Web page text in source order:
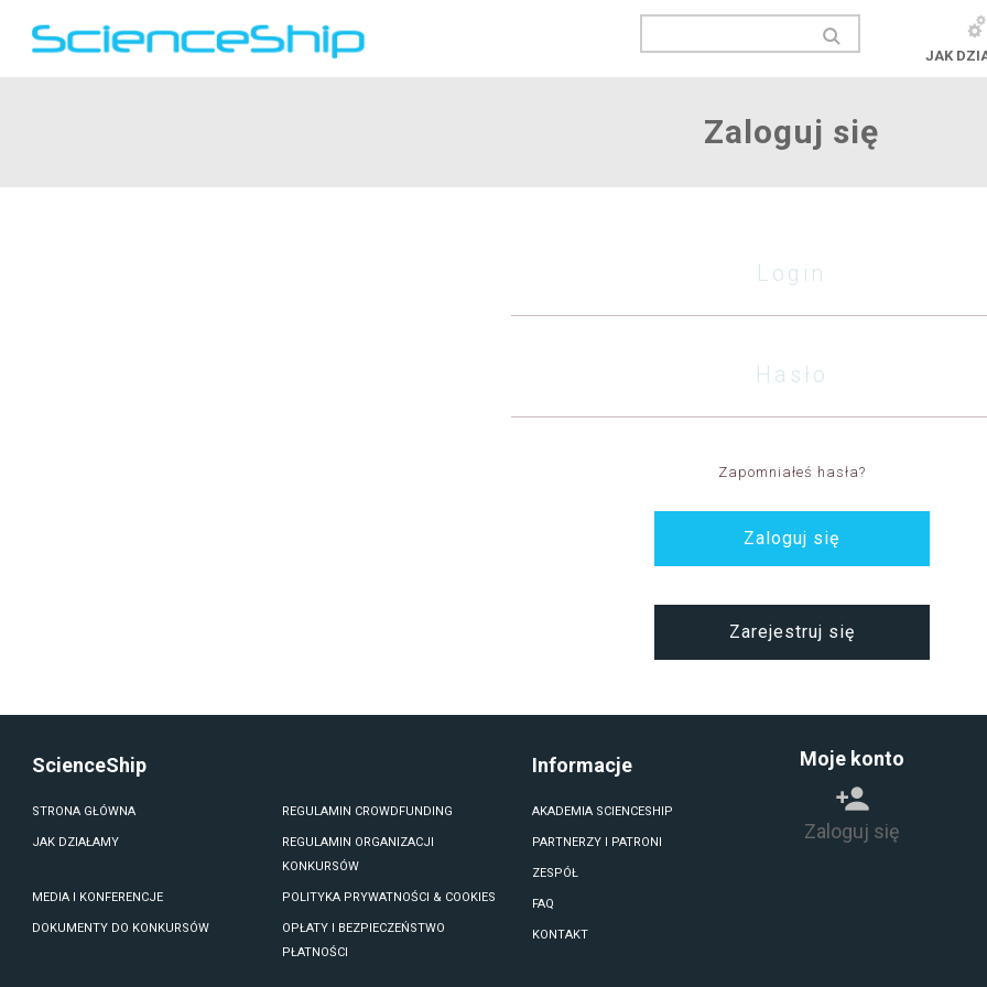
JAK
Zaloguj się
Zapomniałeś hasła?
Zaloguj się
Zarejestruj się
ScienceShip
STRONA GŁÓWNA REGULAMIN CROWDFUNDING
JAK DZIAŁAMY
REGULAMIN ORGANIZACJI
KONKURSÓW
MEDIA I KONFERENCJE POLITYKA PRYWATNOŚCI & COOKIES
DOKUMENTY DO KONKURSÓW
OPŁATY I BEZPIECZEŃSTWO
PŁATNOŚCI
Informacje
AKADEMIA SCIENCESHIP
PARTNERZY I PATRONI
ZESPÓŁ
FAQ
KONTAKT
Moje konto
Zaloguj się